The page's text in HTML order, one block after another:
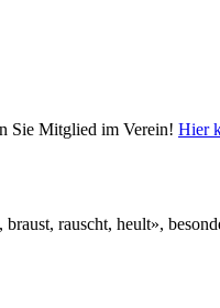
Sie Mitglied im Verein! Hier
braust, rauscht, heult»,